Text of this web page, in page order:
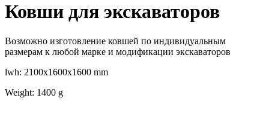
Ковши для экскаваторов
Возможно изготовление ковшей по индивидуальным
размерам к любой марке и модификации экскаваторов
lwh: 2100x1600x1600 mm
Weight: 1400 g